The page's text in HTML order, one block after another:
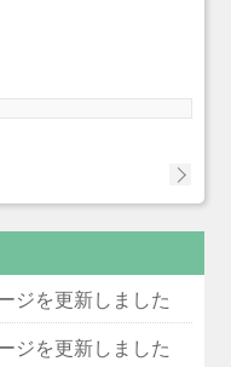
ジを更新しました
ジを更新しました